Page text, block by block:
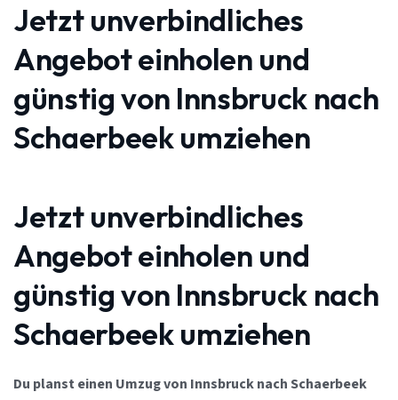
Jetzt unverbindliches
Angebot einholen und
günstig von Innsbruck nach
Schaerbeek umziehen
Jetzt unverbindliches
Angebot einholen und
günstig von Innsbruck nach
Schaerbeek umziehen
Du planst einen Umzug von Innsbruck nach Schaerbeek